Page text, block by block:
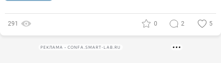
291 0 2 5
РЕКЛАМА • CONFA.SMART-LAB.RU